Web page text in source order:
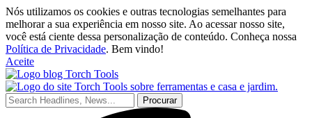
Nós utilizamos os cookies e outras tecnologias semelhantes para
melhorar a sua experiência em nosso site. Ao acessar nosso site,
você está ciente dessa personalização de conteúdo. Conheça nossa
Política de Privacidade. Bem vindo!
Aceite